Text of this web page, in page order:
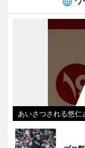
あいさつされる悠仁